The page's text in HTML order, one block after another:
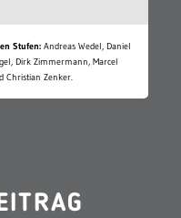
Stufen: Andreas Wedel, Daniel
Dirk Zimmermann, Marcel
Christian Zenker.